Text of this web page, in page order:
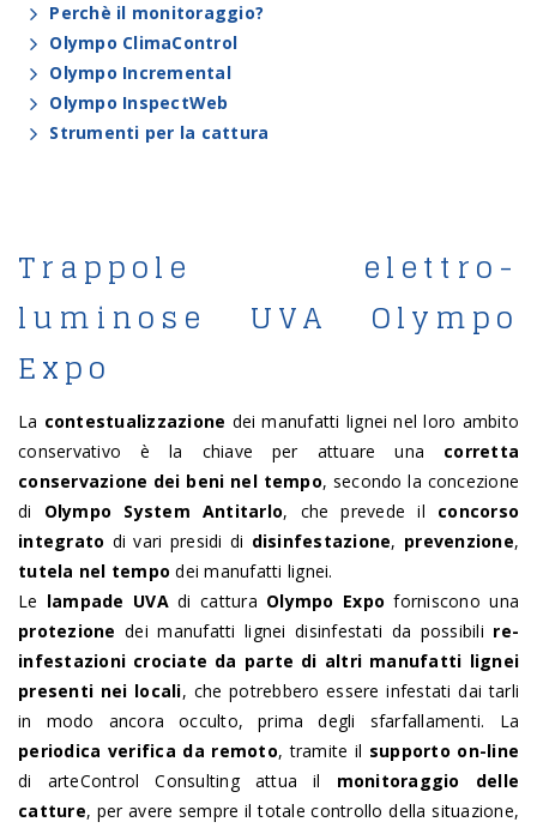
Perchè il monitoraggio?
Olympo ClimaControl
Olympo Incremental
Olympo InspectWeb
Strumenti per la cattura
Trappole elettro-
luminose UVA Olympo
Expo
La contestualizzazione dei manufatti lignei nel loro ambito
conservativo
è la chiave per attuare una corretta
conservazione dei beni nel tempo, secondo la concezione
di Olympo System Antitarlo, che prevede il concorso
integrato di vari presidi di disinfestazione, prevenzione,
tutela nel tempo dei manufatti lignei.
Le lampade UVAdi cattura Olympo Expo forniscono una
protezione dei manufatti lignei disinfestati da possibili re-
infestazioni crociate da parte di altri manufatti lignei
presenti nei locali, che potrebbero essere infestati dai tarli
in modo ancora occulto, prima degli sfarfallamenti. La
periodica verifica da remoto, tramite il supporto on-line
di arteControl Consulting attua il monitoraggio delle
catture, per avere sempre il totale controllo della situazione,